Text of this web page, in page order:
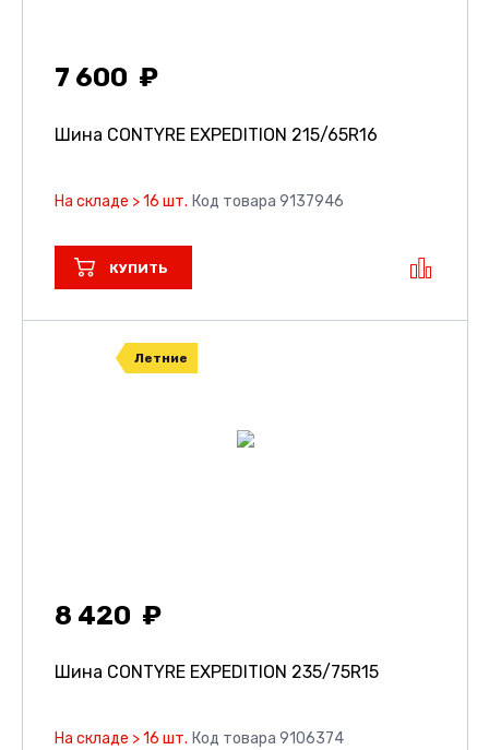
7 600
Шина CONTYRE EXPEDITION 215/65R16
На складе > 16 шт. Код товара 9137946
КУПИТЬ
Летние
8 420
Шина CONTYRE EXPEDITION 235/75R15
На складе > 16 шт. Код товара 9106374